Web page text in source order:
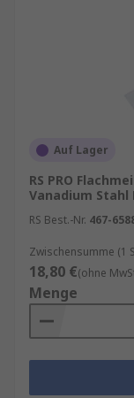
Auf Lager
RS PRO
Vanadium Stahl
RS Best.-Nr. 467-
Zwischensumme (1
18,80 €(ohne
Menge